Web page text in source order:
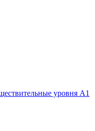
уровня A1